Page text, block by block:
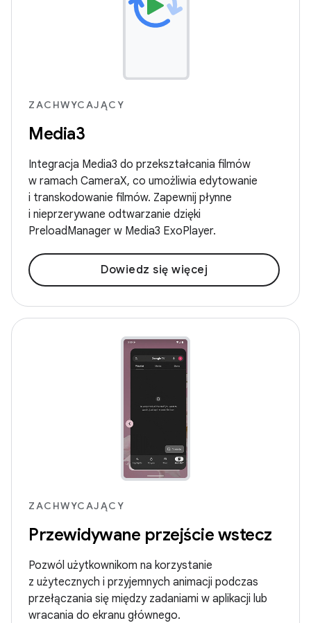
ZACHWYCAJĄCY
Media3
Integracja Media3 do przekształcania filmów
w ramach CameraX, co umożliwia edytowanie
i transkodowanie filmów. Zapewnij płynne
i nieprzerywane odtwarzanie dzięki
PreloadManager w Media3 ExoPlayer.
Dowiedz się więcej
ZACHWYCAJĄCY
Przewidywane przejście wstecz
Pozwól użytkownikom na korzystanie
z użytecznych i przyjemnych animacji podczas
przełączania się między zadaniami w aplikacji lub
wracania do ekranu głównego.